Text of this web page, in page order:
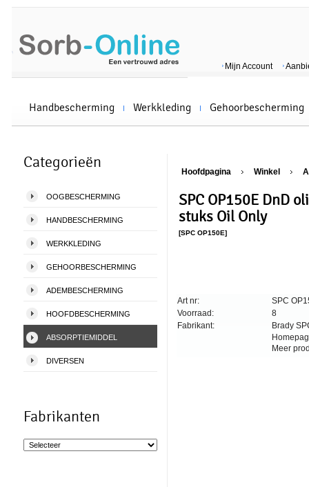
Mijn Account
Handbescherming Werkkleding Gehoorbescherming
Categorieën
OOGBESCHERMING
HANDBESCHERMING
WERKKLEDING
GEHOORBESCHERMING
ADEMBESCHERMING
HOOFDBESCHERMING
ABSORPTIEMIDDEL
DIVERSEN
Fabrikanten
Hoofdpagina Winkel
SPC OP150E DnD
stuks Oil Only
[SPC OP150E]
Art nr:
Voorraad:
Fabrikant:
SPC
8
Brady
Meer